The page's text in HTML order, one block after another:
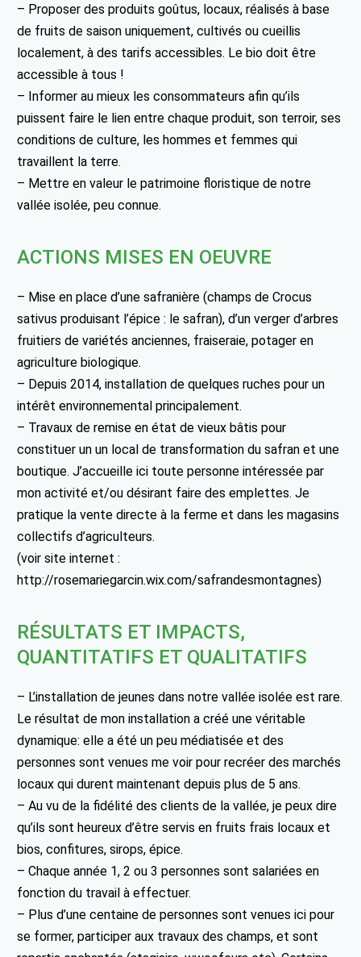
– Proposer des produits goûtus, locaux, réalisés à base
de fruits de saison uniquement, cultivés ou cueillis
localement, à des tarifs accessibles. Le bio doit être
accessible à tous !
– Informer au mieux les consommateurs afin qu’ils
puissent faire le lien entre chaque produit, son terroir, ses
conditions de culture, les hommes et femmes qui
travaillent la terre.
– Mettre en valeur le patrimoine floristique de notre
vallée isolée, peu connue.
ACTIONS MISES EN OEUVRE
– Mise en place d’une safranière (champs de Crocus
sativus produisant l’épice : le safran), d’un verger d’arbres
fruitiers de variétés anciennes, fraiseraie, potager en
agriculture biologique.
– Depuis 2014, installation de quelques ruches pour un
intérêt environnemental principalement.
– Travaux de remise en état de vieux bâtis pour
constituer un un local de transformation du safran et une
boutique. J’accueille ici toute personne intéressée par
mon activité et/ou désirant faire des emplettes. Je
pratique la vente directe à la ferme et dans les magasins
collectifs d’agriculteurs.
(voir site internet :
http://rosemariegarcin.wix.com/safrandesmontagnes)
RÉSULTATS ET IMPACTS,
QUANTITATIFS ET QUALITATIFS
– L’installation de jeunes dans notre vallée isolée est rare.
Le résultat de mon installation a créé une véritable
dynamique: elle a été un peu médiatisée et des
personnes sont venues me voir pour recréer des marchés
locaux qui durent maintenant depuis plus de 5 ans.
– Au vu de la fidélité des clients de la vallée, je peux dire
qu’ils sont heureux d’être servis en fruits frais locaux et
bios, confitures, sirops, épice.
– Chaque année 1, 2 ou 3 personnes sont salariées en
fonction du travail à effectuer.
– Plus d’une centaine de personnes sont venues ici pour
se former, participer aux travaux des champs, et sont